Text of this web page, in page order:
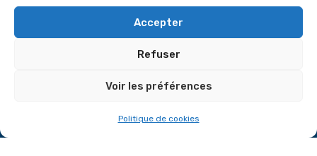
Accepter
Refuser
Voir les préférences
Politique de cookies